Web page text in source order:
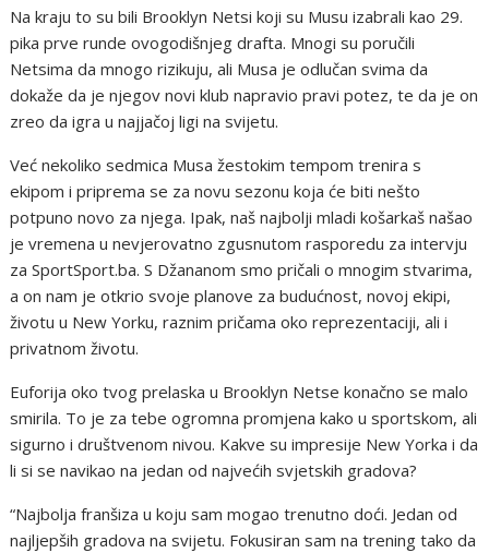
Na kraju to su bili Brooklyn Netsi koji su Musu izabrali kao 29.
pika prve runde ovogodišnjeg drafta. Mnogi su poručili
Netsima da mnogo rizikuju, ali Musa je odlučan svima da
dokaže da je njegov novi klub napravio pravi potez, te da je on
zreo da igra u najjačoj ligi na svijetu.
Već nekoliko sedmica Musa žestokim tempom trenira s
ekipom i priprema se za novu sezonu koja će biti nešto
potpuno novo za njega. Ipak, naš najbolji mladi košarkaš našao
je vremena u nevjerovatno zgusnutom rasporedu za intervju
za SportSport.ba. S Džananom smo pričali o mnogim stvarima,
a on nam je otkrio svoje planove za budućnost, novoj ekipi,
životu u New Yorku, raznim pričama oko reprezentaciji, ali i
privatnom životu.
Euforija oko tvog prelaska u Brooklyn Netse konačno se malo
smirila. To je za tebe ogromna promjena kako u sportskom, ali
sigurno i društvenom nivou. Kakve su impresije New Yorka i da
li si se navikao na jedan od najvećih svjetskih gradova?
“Najbolja franšiza u koju sam mogao trenutno doći. Jedan od
najljepših gradova na svijetu. Fokusiran sam na trening tako da